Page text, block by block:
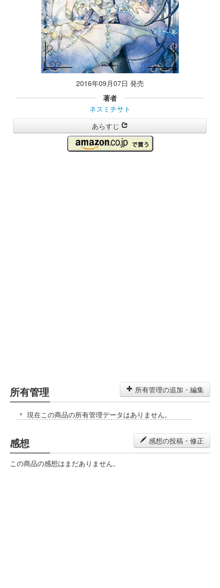
2016年09月07日 発売
著者
ネスミチサト
あらすじ
所有管理 所有管理の追加・編集
現在この商品の所有管理データはありません。
感想 感想の投稿・修正
この商品の感想はまだありません。